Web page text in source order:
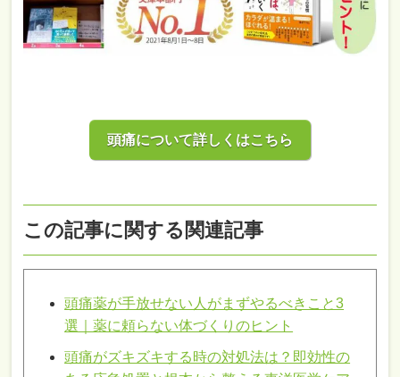
頭痛について詳しくはこちら
この記事に関する関連記事
頭痛薬が手放せない人がまずやるべきこと3
選｜薬に頼らない体づくりのヒント
頭痛がズキズキする時の対処法は？即効性の